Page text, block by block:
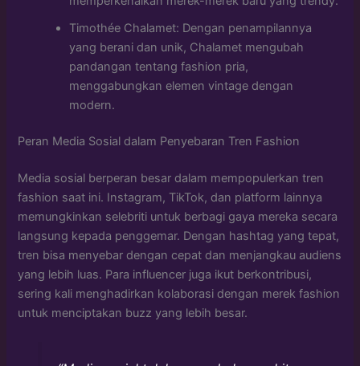
Timothée Chalamet: Dengan penampilannya
yang berani dan unik, Chalamet mengubah
pandangan tentang fashion pria,
menggabungkan elemen vintage dengan
modern.
Peran Media Sosial dalam Penyebaran Tren Fashion
Media sosial berperan besar dalam mempopulerkan tren
fashion saat ini. Instagram, TikTok, dan platform lainnya
memungkinkan selebriti untuk berbagi gaya mereka secara
langsung kepada penggemar. Dengan hashtag yang tepat,
tren bisa menyebar dengan cepat dan menjangkau audiens
yang lebih luas. Para influencer juga ikut berkontribusi,
sering kali menghadirkan kolaborasi dengan merek fashion
untuk menciptakan buzz yang lebih besar.